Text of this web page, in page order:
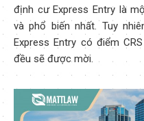
định cư Express Entry là
và phổ biến nhất. Tuy
Express Entry có điểm
đều sẽ được mời.